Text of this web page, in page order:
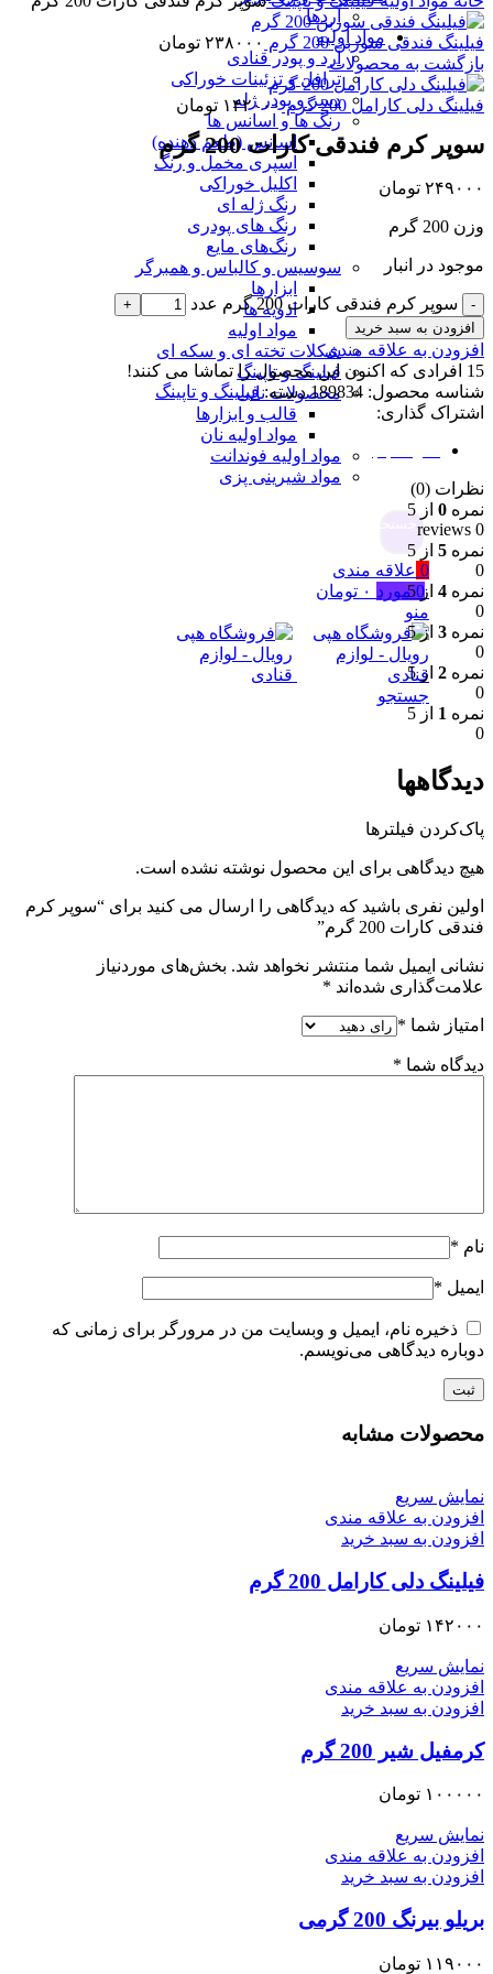
آردها
مواد اولیه
آرد و پودر قنادی
ترافل و تزئینات خوراکی
دسر و پودر ژله
رنگ ها و اسانس ها
اسانس (طعم دهنده)
اسپری مخمل و رنگ
اکلیل خوراکی
رنگ ژله ای
رنگ های پودری
رنگ‌های مایع
سوسیس و کالباس و همبرگر
ابزارها
ادویه ها
مواد اولیه
شکلات تخته ای و سکه ای
فیلینگ و تاپینگ
محصولات نانی
قالب و ابزارها
مواد اولیه نان
مواد اولیه فوندانت
مواد شیرینی پزی
0 علاقه مندی
0 مورد ۰ تومان
منو
جستجو
فیلینگ فندقی سوربن 200 گرم ۲۳۸۰۰۰ تومان
بازگشت به محصولات
فیلینگ دلی کارامل 200 گرم ۱۴۲۰۰۰ تومان
سوپر کرم فندقی کارات 200 گرم
۲۴۹۰۰۰ تومان
وزن 200 گرم
موجود در انبار
سوپر کرم فندقی کارات 200 گرم عدد
افزودن به سبد خرید
افزودن به علاقه مندی
15 افرادی که اکنون این محصول را تماشا می کنند!
شناسه محصول: 189834 دسته: فیلینگ و تاپینگ
اشتراک گذاری:
نظرات (0)
نمره 0 از 5
0 reviews
نمره 5 از 5
0
نمره 4 از 5
0
نمره 3 از 5
0
نمره 2 از 5
0
نمره 1 از 5
0
دیدگاهها
پاک‌کردن فیلترها
هیچ دیدگاهی برای این محصول نوشته نشده است.
اولین نفری باشید که دیدگاهی را ارسال می کنید برای “سوپر کرم
فندقی کارات 200 گرم”
نشانی ایمیل شما منتشر نخواهد شد. بخش‌های موردنیاز
علامت‌گذاری شده‌اند *
امتیاز شما *
دیدگاه شما *
نام *
ایمیل *
ذخیره نام، ایمیل و وبسایت من در مرورگر برای زمانی که
دوباره دیدگاهی می‌نویسم.
محصولات مشابه
نمایش سریع
افزودن به علاقه مندی
افزودن به سبد خرید
فیلینگ دلی کارامل 200 گرم
۱۴۲۰۰۰ تومان
نمایش سریع
افزودن به علاقه مندی
افزودن به سبد خرید
کرمفیل شیر 200 گرم
۱۰۰۰۰۰ تومان
نمایش سریع
افزودن به علاقه مندی
افزودن به سبد خرید
بریلو بیرنگ 200 گرمی
۱۱۹۰۰۰ تومان